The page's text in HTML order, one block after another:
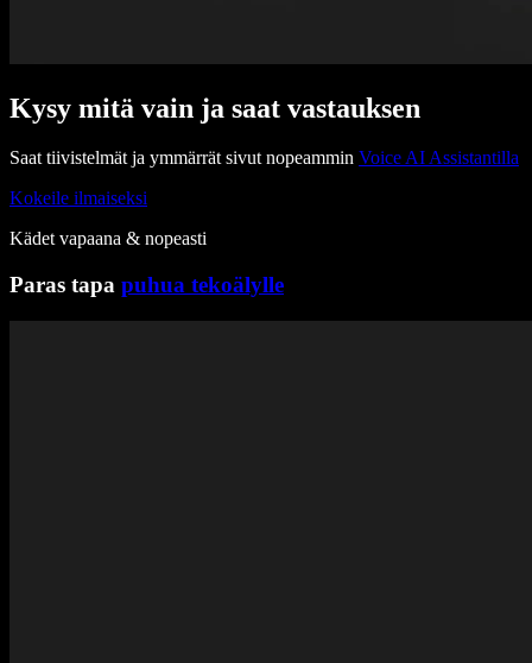
Kysy mitä vain ja saat vastauksen
Saat tiivistelmät ja ymmärrät sivut nopeammin Voice AI Assistantilla
Kokeile ilmaiseksi
Kädet vapaana & nopeasti
Paras tapa puhua tekoälylle